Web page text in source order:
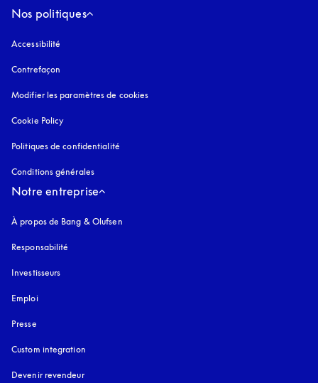
Nos politiques
Accessibilité
Contrefaçon
Modifier les paramètres de cookies
Cookie Policy
Politiques de confidentialité
Conditions générales
Notre entreprise
À propos de Bang & Olufsen
Responsabilité
Investisseurs
Emploi
Presse
Custom integration
Devenir revendeur